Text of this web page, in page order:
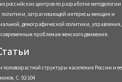
российских центров по разработке методологии
политики, затрагивающей интересы женщин и
демографической политики, управления,
проблемам женского движения.
структуры населения России и ее
С. 92-104